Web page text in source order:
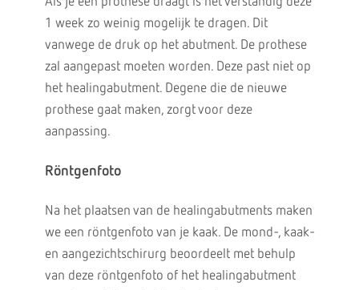
1 week zo weinig mogelijk te dragen. Dit
vanwege de druk op het abutment. De prothese
zal aangepast moeten worden. Deze past niet op
het healingabutment. Degene die de nieuwe
prothese gaat maken, zorgt voor deze
aanpassing.
Röntgenfoto
Na het plaatsen van de healingabutments maken
we een röntgenfoto van je kaak. De mond-, kaak-
en aangezichtschirurg beoordeelt met behulp
van deze röntgenfoto of het healingabutment